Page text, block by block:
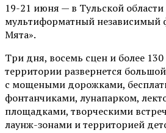
19-21 июня — в Тульской области
мультиформатный независимый
Мята».
Три дня, восемь сцен и более
территории развернется
с мощеными дорожками,
фонтанчиками, лунапарком,
площадками, творческими
лаунж-зонами и территорией